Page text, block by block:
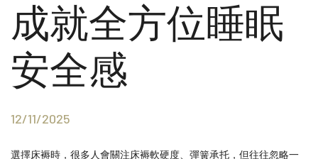
成就全方位睡眠
安全感
12/11/2025
選擇床褥時，很多人會關注床褥軟硬度、彈簧承托，但往往忽略一